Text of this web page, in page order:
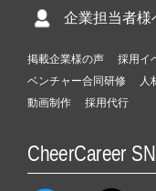
企業担当者様
掲載企業様の声 採用イ
ベンチャー合同研修
人
動画制作
採用代行
CheerCareer